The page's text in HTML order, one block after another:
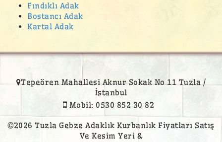
ferhatpaşa adak
ferhatpaşa adak kurban satış yeri
ferhatpaşa kurban
ferhatpaşa ucuz kurban satan yerler
Feyzullah Mahallesi Adak Kurban Satış Yeri
fikirtepe adak
Gülsuyu adak kurban satış yeri
Fındıklı Adak
Bostancı Adak
Kartal Adak
Tepeören Mahallesi Aknur Sokak No 11 Tuzla /
İstanbul
Mobil: 0530 852 30 82
©2026 Tuzla Gebze Adaklık Kurbanlık Fiyatları Satış
Ve Kesim Yeri &